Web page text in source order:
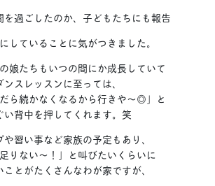
過ごしたのか、子どもたちにも報告
していることに気がつきました。
娘たちもいつの間にか成長していて
ンスレッスンに至っては、
だら続かなくなるから行きや〜◎」と
い背中を押してくれます。笑
や習い事など家族の予定もあり、
足りない〜！」と叫びたいくらいに
ことがたくさんなわが家ですが、